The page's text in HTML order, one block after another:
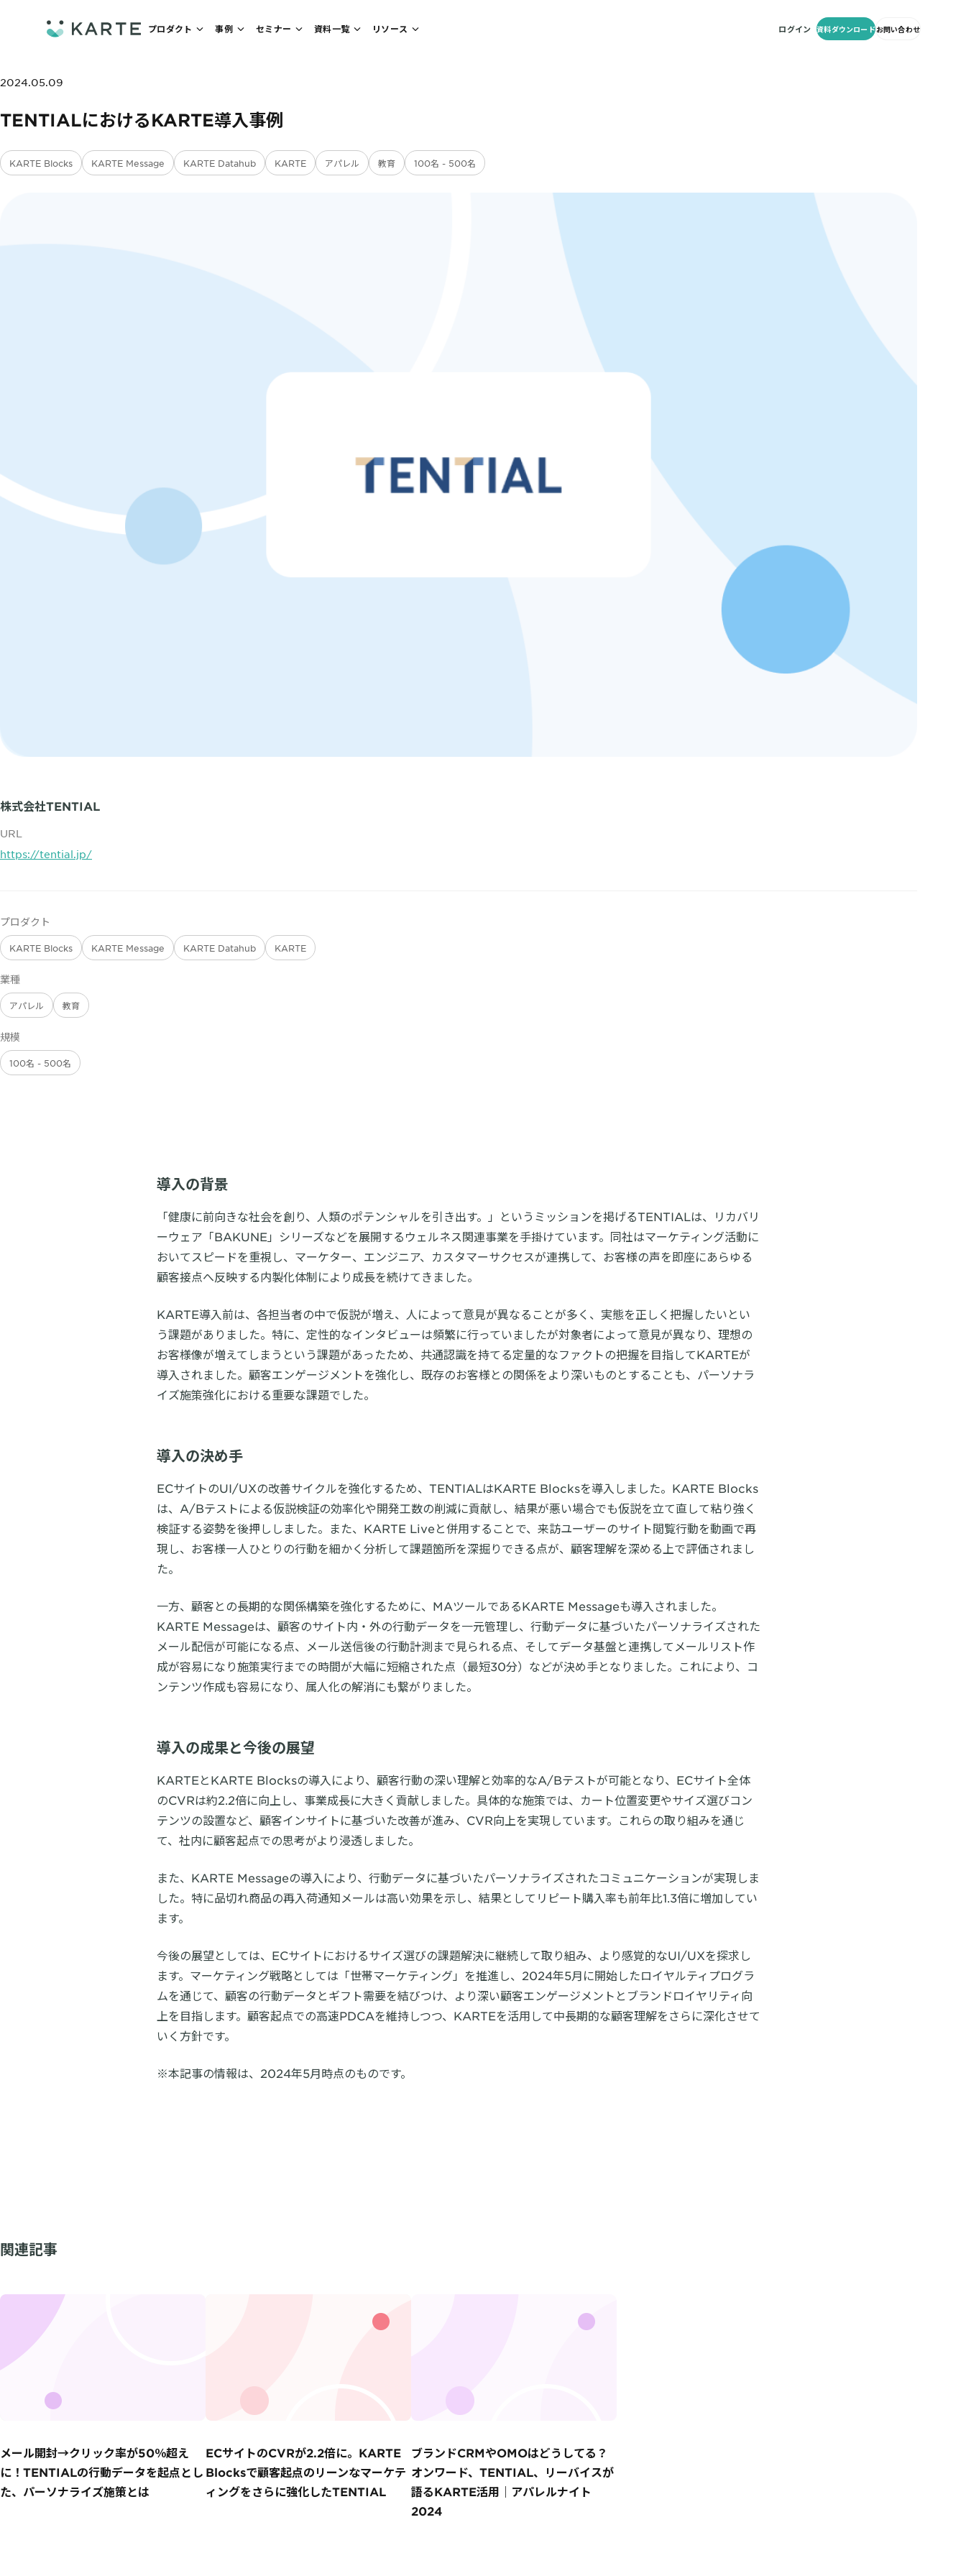
資料ダウンロード
プロダクト 事例 セミナー 資料一覧 リソース ログイン 資料ダウンロードお問い合わせ
2024.05.09
TENTIALにおけるKARTE導入事例
KARTE Blocks KARTE Message KARTE Datahub KARTE アパレル 教育 100名 - 500名
株式会社TENTIAL
URL
https://tential.jp/
プロダクト
KARTE Blocks KARTE Message KARTE Datahub KARTE
業種
アパレル 教育
規模
100名 - 500名
導入の背景
「健康に前向きな社会を創り、人類のポテンシャルを引き出す。」というミッションを掲げるTENTIALは、リカバリ
ーウェア「BAKUNE」シリーズなどを展開するウェルネス関連事業を手掛けています。同社はマーケティング活動に
おいてスピードを重視し、マーケター、エンジニア、カスタマーサクセスが連携して、お客様の声を即座にあらゆる
顧客接点へ反映する内製化体制により成長を続けてきました。
KARTE導入前は、各担当者の中で仮説が増え、人によって意見が異なることが多く、実態を正しく把握したいとい
う課題がありました。特に、定性的なインタビューは頻繁に行っていましたが対象者によって意見が異なり、理想の
お客様像が増えてしまうという課題があったため、共通認識を持てる定量的なファクトの把握を目指してKARTEが
導入されました。顧客エンゲージメントを強化し、既存のお客様との関係をより深いものとすることも、パーソナラ
イズ施策強化における重要な課題でした。
導入の決め手
ECサイトのUI/UXの改善サイクルを強化するため、TENTIALはKARTE Blocksを導入しました。KARTE Blocks
は、A/Bテストによる仮説検証の効率化や開発工数の削減に貢献し、結果が悪い場合でも仮説を立て直して粘り強く
検証する姿勢を後押ししました。また、KARTE Liveと併用することで、来訪ユーザーのサイト閲覧行動を動画で再
現し、お客様一人ひとりの行動を細かく分析して課題箇所を深掘りできる点が、顧客理解を深める上で評価されまし
た。
一方、顧客との長期的な関係構築を強化するために、MAツールであるKARTE Messageも導入されました。
KARTE Messageは、顧客のサイト内・外の行動データを一元管理し、行動データに基づいたパーソナライズされた
メール配信が可能になる点、メール送信後の行動計測まで見られる点、そしてデータ基盤と連携してメールリスト作
成が容易になり施策実行までの時間が大幅に短縮された点（最短30分）などが決め手となりました。これにより、コ
ンテンツ作成も容易になり、属人化の解消にも繋がりました。
導入の成果と今後の展望
KARTEとKARTE Blocksの導入により、顧客行動の深い理解と効率的なA/Bテストが可能となり、ECサイト全体
のCVRは約2.2倍に向上し、事業成長に大きく貢献しました。具体的な施策では、カート位置変更やサイズ選びコン
テンツの設置など、顧客インサイトに基づいた改善が進み、CVR向上を実現しています。これらの取り組みを通じ
て、社内に顧客起点での思考がより浸透しました。
また、KARTE Messageの導入により、行動データに基づいたパーソナライズされたコミュニケーションが実現しま
した。特に品切れ商品の再入荷通知メールは高い効果を示し、結果としてリピート購入率も前年比1.3倍に増加してい
ます。
今後の展望としては、ECサイトにおけるサイズ選びの課題解決に継続して取り組み、より感覚的なUI/UXを探求し
ます。マーケティング戦略としては「世帯マーケティング」を推進し、2024年5月に開始したロイヤルティプログラ
ムを通じて、顧客の行動データとギフト需要を結びつけ、より深い顧客エンゲージメントとブランドロイヤリティ向
上を目指します。顧客起点での高速PDCAを維持しつつ、KARTEを活用して中長期的な顧客理解をさらに深化させて
いく方針です。
※本記事の情報は、2024年5月時点のものです。
関連記事
メール開封→クリック率が50％超え
に！TENTIALの行動データを起点とし
た、パーソナライズ施策とは
ECサイトのCVRが2.2倍に。KARTE
Blocksで顧客起点のリーンなマーケテ
ィングをさらに強化したTENTIAL
ブランドCRMやOMOはどうしてる？
オンワード、TENTIAL、リーバイスが
語るKARTE活用｜アパレルナイト
2024